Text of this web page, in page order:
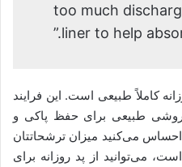
too much
liner to help
کاملاً طبیعی است. این فرایند
روشی طبیعی برای حفظ پاکی و
می‌کنید میزان ترشحاتتان
می‌توانید از پد روزانه برای